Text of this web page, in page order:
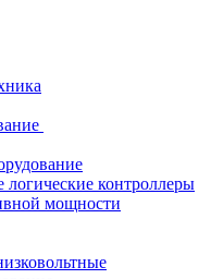
контроллеры
мощности